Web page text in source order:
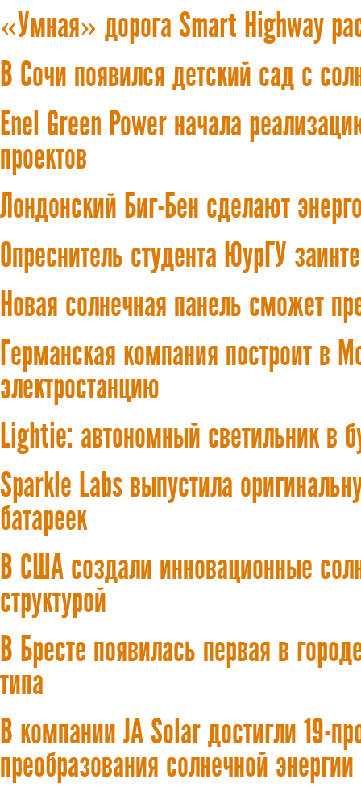
«Умная» дорога Smart Highway
В Сочи появился детский сад с
Enel Green Power начала
проектов
Лондонский Биг-Бен сделают
Опреснитель студента ЮурГУ
Новая солнечная панель сможет
Германская компания построит в
электростанцию
Lightie: автономный светильник в
Sparkle Labs выпустила
батареек
В США создали инновационные
структурой
В Бресте появилась первая в
типа
В компании JA Solar достигли 19-
преобразования солнечной энергии